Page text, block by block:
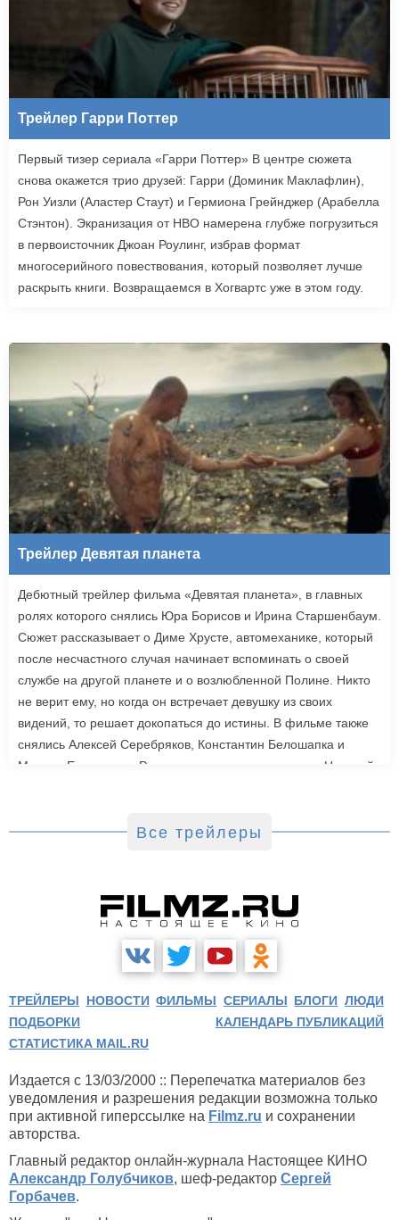
Трейлер Гарри Поттер
Первый тизер сериала «Гарри Поттер» В центре сюжета
снова окажется трио друзей: Гарри (Доминик Маклафлин),
Рон Уизли (Аластер Стаут) и Гермиона Грейнджер (Арабелла
Стэнтон). Экранизация от HBO намерена глубже погрузиться
в первоисточник Джоан Роулинг, избрав формат
многосерийного повествования, который позволяет лучше
раскрыть книги. Возвращаемся в Хогвартс уже в этом году.
Трейлер Девятая планета
Дебютный трейлер фильма «Девятая планета», в главных
ролях которого снялись Юра Борисов и Ирина Старшенбаум.
Сюжет рассказывает о Диме Хрусте, автомеханике, который
после несчастного случая начинает вспоминать о своей
службе на другой планете и о возлюбленной Полине. Никто
не верит ему, но когда он встречает девушку из своих
видений, то решает докопаться до истины. В фильме также
снялись Алексей Серебряков, Константин Белошапка и
Максим Емельянов. Режиссером картины выступил Николай
Все трейлеры
ТРЕЙЛЕРЫ НОВОСТИ ФИЛЬМЫ СЕРИАЛЫ БЛОГИ ЛЮДИ
ПОДБОРКИ
КАЛЕНДАРЬ ПУБЛИКАЦИЙ
СТАТИСТИКА MAIL.RU
Издается с 13/03/2000 :: Перепечатка материалов без
уведомления и разрешения редакции возможна только
при активной гиперссылке на Filmz.ru и сохранении
авторства.
Главный редактор онлайн-журнала Настоящее КИНО
Александр Голубчиков, шеф-редактор Сергей
Горбачев.